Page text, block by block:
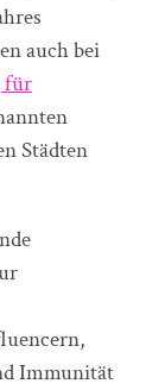
auch bei
für
Städten
Immunität